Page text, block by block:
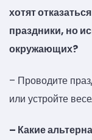
хотят
праздники, но
окружающих?
– Проводите
или устройте
– Какие